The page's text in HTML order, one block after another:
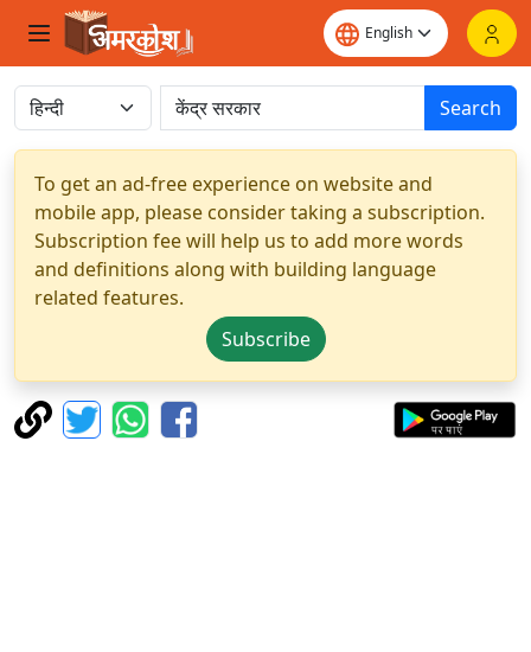
Search
To get an ad-free experience on website and
mobile app, please consider taking a subscription.
Subscription fee will help us to add more words
and definitions along with building language
related features.
Subscribe